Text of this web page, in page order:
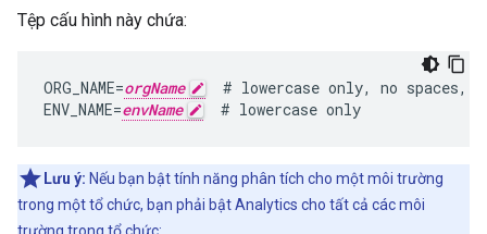
Tệp cấu hình này chứa:
ORG_NAME=orgName
# lowercase only, no spaces,
ENV_NAME=envName
  # lowercase only
Lưu ý: Nếu bạn bật tính năng phân tích cho một môi trường
trong một tổ chức, bạn phải bật Analytics cho tất cả các môi